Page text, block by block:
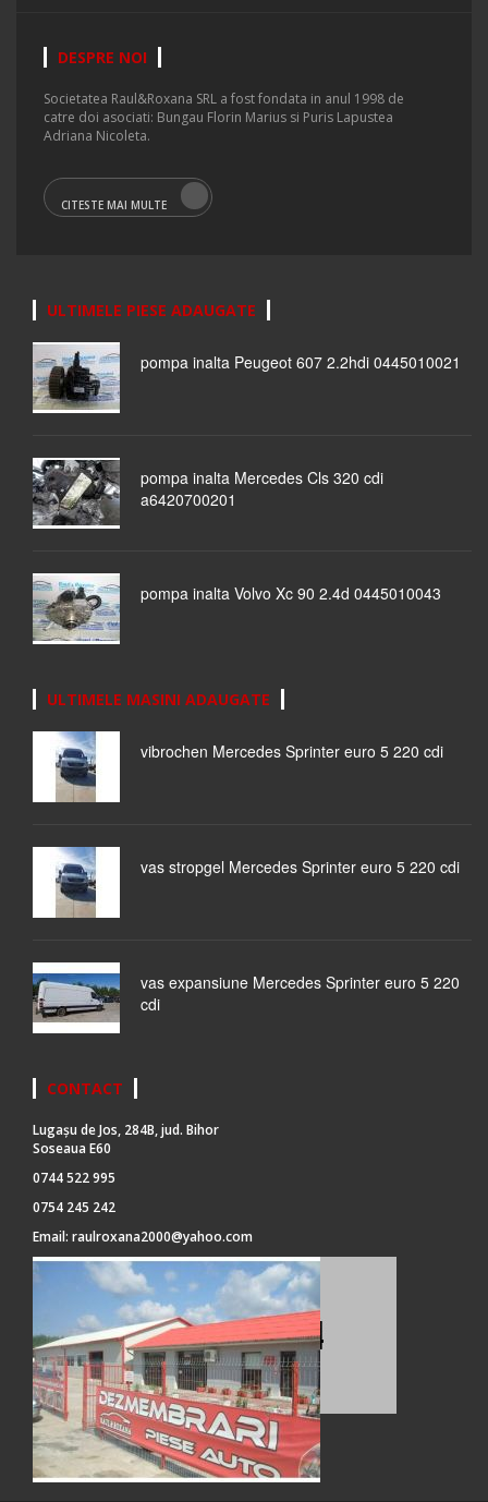
DESPRE NOI
Societatea Raul&Roxana SRL a fost fondata in anul 1998 de
catre doi asociati: Bungau Florin Marius si Puris Lapustea
Adriana Nicoleta.
CITESTE MAI MULTE
ULTIMELE PIESE ADAUGATE
pompa inalta Peugeot 607 2.2hdi 0445010021
pompa inalta Mercedes Cls 320 cdi
a6420700201
pompa inalta Volvo Xc 90 2.4d 0445010043
ULTIMELE MASINI ADAUGATE
vibrochen Mercedes Sprinter euro 5 220 cdi
vas stropgel Mercedes Sprinter euro 5 220 cdi
vas expansiune Mercedes Sprinter euro 5 220
cdi
CONTACT
Lugașu de Jos, 284B, jud. Bihor
Soseaua E60
0744 522 995
0754 245 242
Email: raulroxana2000@yahoo.com